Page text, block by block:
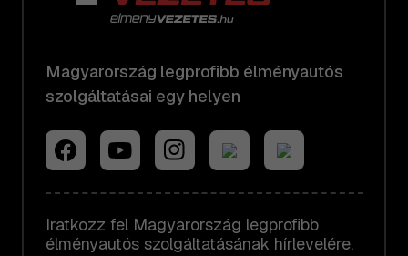
Magyarország legprofibb élményautós
szolgáltatásai egy helyen
Iratkozz fel Magyarország legprofibb
élményautós szolgáltatásának hírlevelére.